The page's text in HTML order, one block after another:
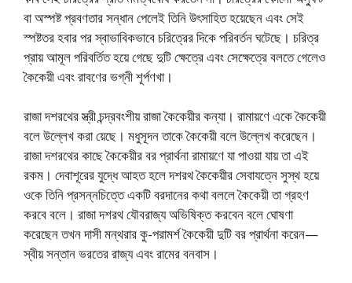
বা অস্পষ্ট প্রবণতার সন্ধান পেলেই তিনি উৎসাহিত হয়েছেন এবং সেই
স্পষ্টতর হবার পর স্বাভাবিকভাবে চরিত্রের দিকে পরিবর্তন ঘটেছে। চরিত্র
প্রায় আমূল পরিবর্তিত হয়ে গেছে দুটি ক্ষেত্রে এবং সেক্ষেত্রে বলতে গেলেও
কৈকেয়ী এবং রাবণের ভগ্নী শূর্পণখা।
রাজা দশরথের স্ত্রী চন্দ্রবংশীয় রাজা কৈকেয়ীর কন্যা। রামায়ণে একে কৈকেয়ী
বলে উল্লেখ করা য়েছে। মধুসূদন তাকে কৈকেয়ী বলে উল্লেখ করেছেন।
রাজা দশরথের কাছে কৈকেয়ীর বর প্রার্থনা রামায়ণে যা পাওয়া যায় তা এই
রকম। দেবাশূরের যুদ্ধে আহত হলে দশরথ কৈকেয়ীর সেবাযত্নে সুস্থ হয়ে
ওকে তিনি প্রসন্নচিত্তে একটি বরদানের কথা বললে কৈকেয়ী তা গ্রহণ
করবে বলে। রাজা দশরথ যৌবরাজ্য অভিষিক্ত করবেন বলে ঘোষণা
করেছেন তখন দাসী মন্থরার কু-পরামর্শ কৈকেয়ী দুটি বর প্রার্থনা করেন—
স্বীয় সন্তান ভরতের রাজ্য এবং রামের বনবাস।